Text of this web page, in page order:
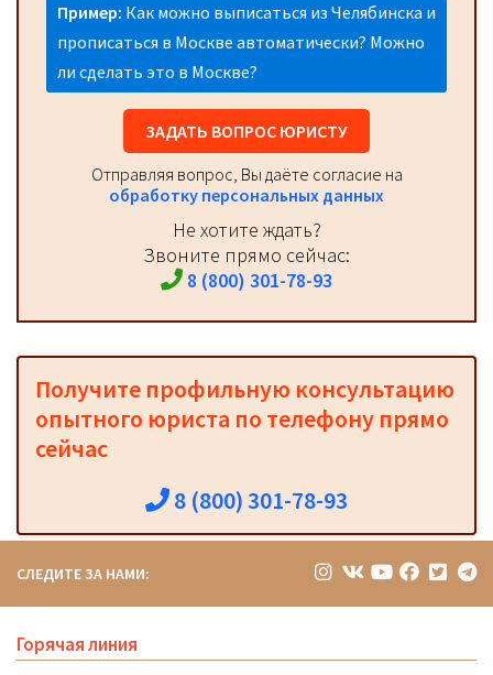
Пример: Как можно выписаться из Челябинска и
прописаться в Москве автоматически? Можно
ли сделать это в Москве?
ЗАДАТЬ ВОПРОС ЮРИСТУ
Отправляя вопрос, Вы даёте согласие на
обработку персональных данных
Не хотите ждать?
Звоните прямо сейчас:
8 (800) 301-78-93
Получите профильную консультацию
опытного юриста по телефону прямо
сейчас
8 (800) 301-78-93
СЛЕДИТЕ ЗА НАМИ:
Горячая линия